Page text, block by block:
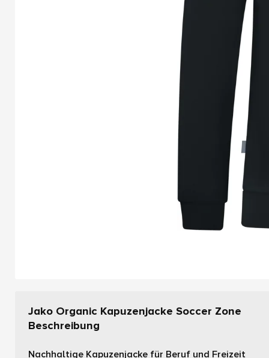
Jako Organic Kapuzenjacke Soccer Zone
Beschreibung
Nachhaltige Kapuzenjacke für Beruf und Freizeit